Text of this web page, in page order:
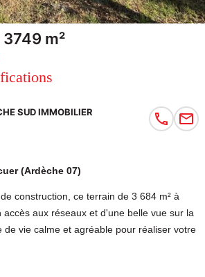
m²
SUD IMMOBILIER
(Ardèche 07)
construction, ce terrain de 3 684 m² à
accès aux réseaux et d'une belle vue sur la
de vie calme et agréable pour réaliser votre